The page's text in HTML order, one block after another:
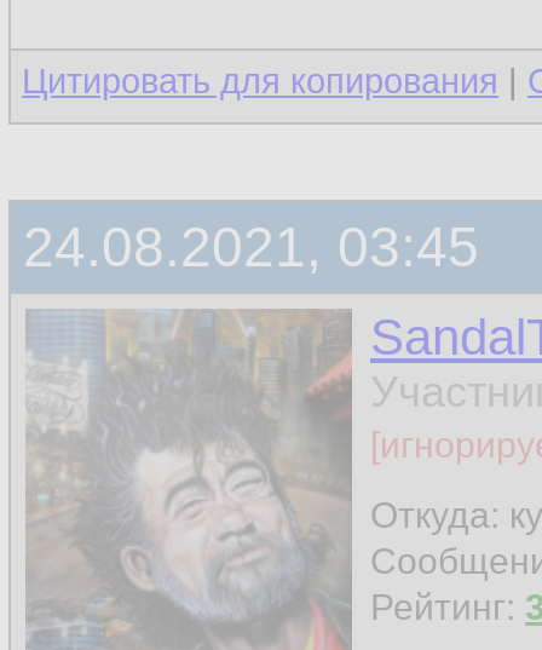
11.
Цитировать для копирования |
24.08.2021, 03:45
Откуда:
Рейтинг: